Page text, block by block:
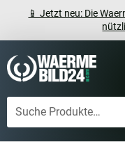
📱 Jetzt neu: Die